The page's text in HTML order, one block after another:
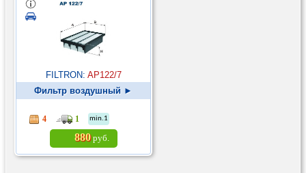
FILTRON: AP122/7
Фильтр воздушный ►
4 1 min.1
880руб.